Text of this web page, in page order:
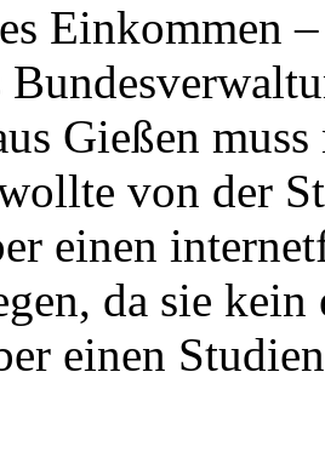
Einkommen
Gießen
von der
einen
da sie
einen